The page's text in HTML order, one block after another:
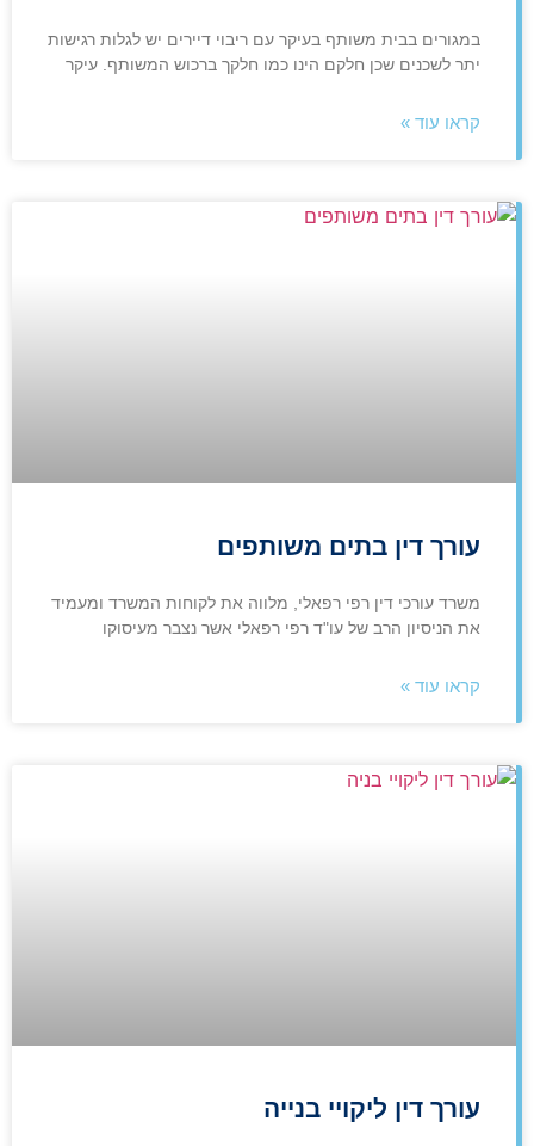
במגורים בבית משותף בעיקר עם ריבוי דיירים יש לגלות רגישות
יתר לשכנים שכן חלקם הינו כמו חלקך ברכוש המשותף. עיקר
קראו עוד »
עורך דין בתים משותפים
משרד עורכי דין רפי רפאלי, מלווה את לקוחות המשרד ומעמיד
את הניסיון הרב של עו"ד רפי רפאלי אשר נצבר מעיסוקו
קראו עוד »
עורך דין ליקויי בנייה